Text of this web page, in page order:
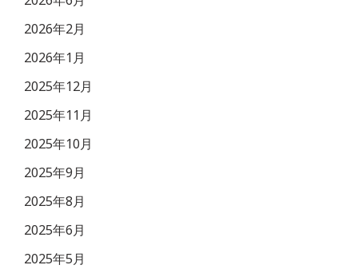
2026年2月
2026年1月
2025年12月
2025年11月
2025年10月
2025年9月
2025年8月
2025年6月
2025年5月